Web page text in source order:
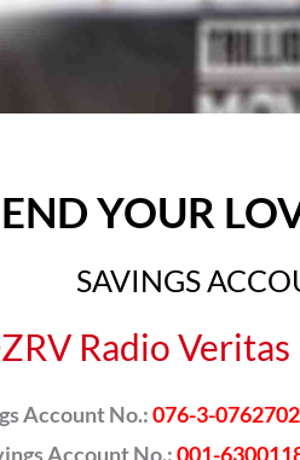
YOUR
SAVINGS
Radio
Account No.:076-3-
Account No.:001-